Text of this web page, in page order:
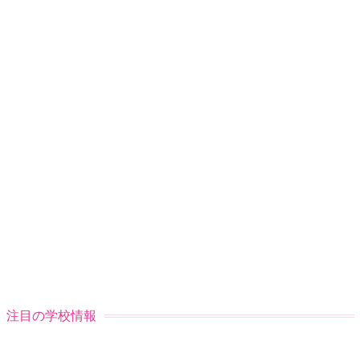
注目の学校情報